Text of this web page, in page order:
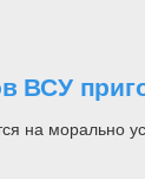
ВСУ
на морально